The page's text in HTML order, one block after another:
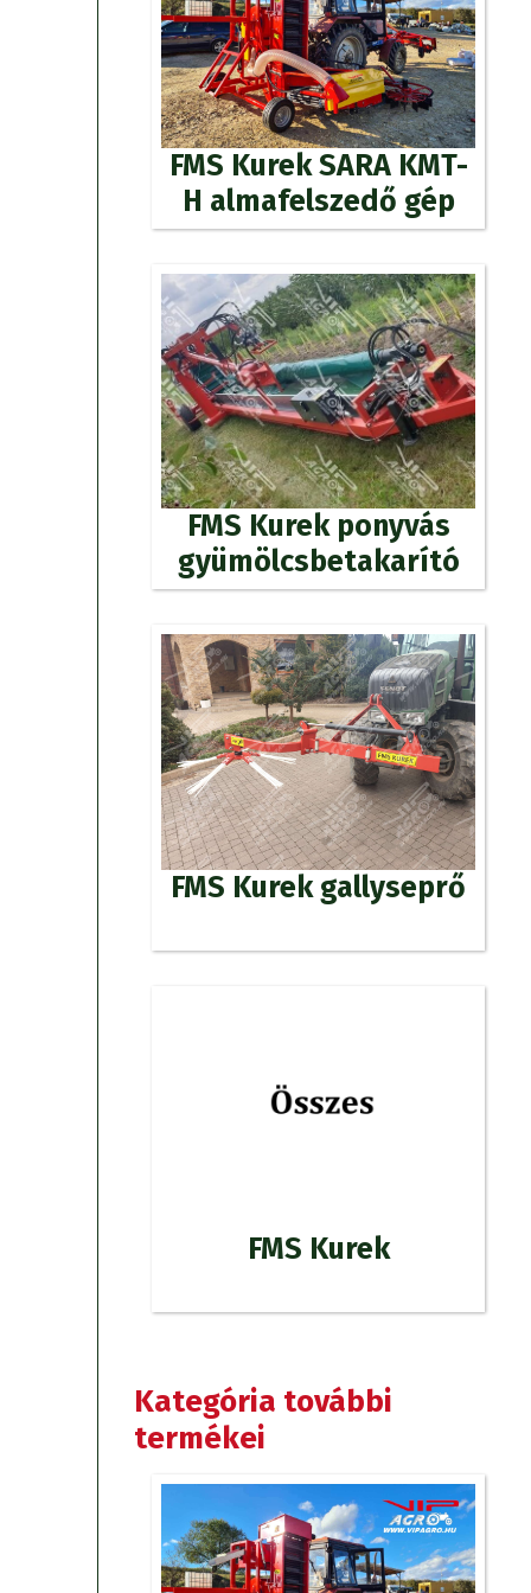
FMS Kurek SARA KMT-
H almafelszedő gép
FMS Kurek ponyvás
gyümölcsbetakarító
FMS Kurek gallyseprő
FMS Kurek
Kategória további
termékei